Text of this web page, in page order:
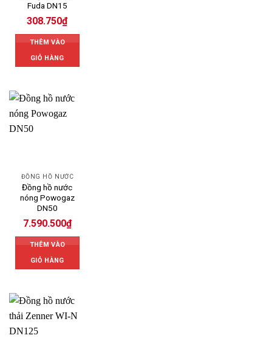
Fuda DN15
308.750₫
THÊM VÀO
GIỎ HÀNG
ĐỒNG HỒ NƯỚC
Đồng hồ nước
nóng Powogaz
DN50
7.590.500₫
THÊM VÀO
GIỎ HÀNG